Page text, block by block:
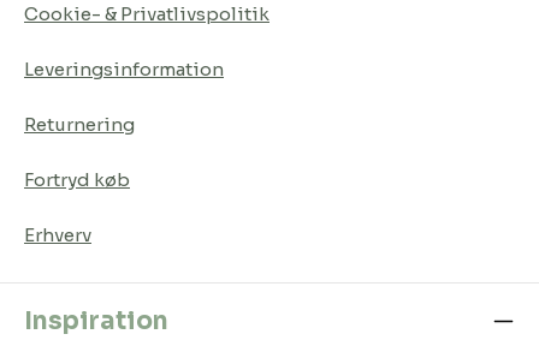
Cookie- & Privatlivspolitik
Leveringsinformation
Returnering
Fortryd køb
Erhverv
Inspiration